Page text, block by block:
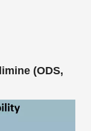
(ODS,